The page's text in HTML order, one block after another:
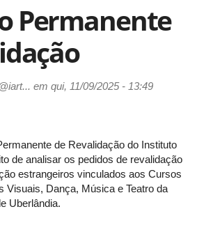
Permanente
em qui, 11/09/2025 - 13:49
de Revalidação do Instituto
de analisar os pedidos de revalidação
estrangeiros vinculados aos Cursos
Visuais, Dança, Música e Teatro da
Uberlândia.